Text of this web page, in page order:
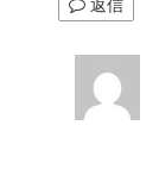
返信